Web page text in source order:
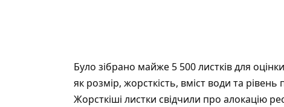
Було зібрано майже 5 500 листків для
як розмір, жорсткість, вміст води та
Жорсткіші листки свідчили про алокацію